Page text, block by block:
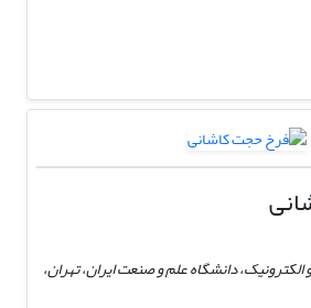
دانشگاه علم و صنعت ایران، تهران،